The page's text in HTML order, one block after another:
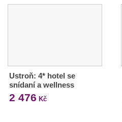
Ustroň: 4* hotel se
snídaní a wellness
2 476 Kč